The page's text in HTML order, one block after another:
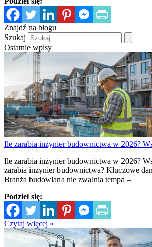
Znajdź na blogu
Szukaj
Ostatnie wpisy
Ile zarabia inżynier budownictwa w 2026?
Ile zarabia inżynier budownictwa w 2026?
zarabia inżynier budownictwa? Kluczowe
Branża budowlana nie zwalnia tempa –
Podziel się:
Czytaj więcej »